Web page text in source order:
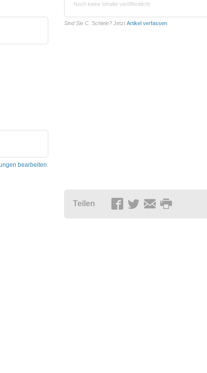
bearbeiten.
Noch keine Inhalte veröffentlicht
Sind Sie C. Schiele? Jetzt Artikel verfassen
Teilen